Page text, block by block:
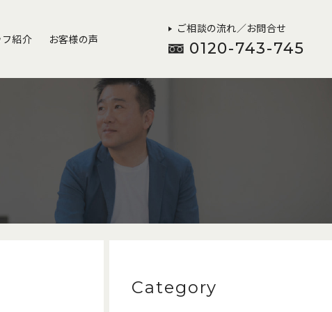
紹介 お客様の声
ご相談の流れ／お問合せ
0120-743-745
Category